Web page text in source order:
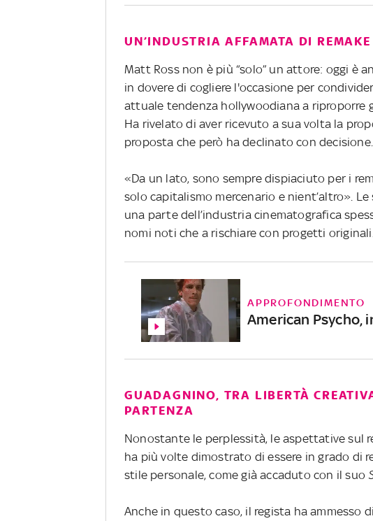
UN’INDUSTRIA AFFAMATA DI REMAKE
Matt Ross non è più “solo” un attore: oggi è
in dovere di cogliere l'occasione per
attuale tendenza hollywoodiana a riproporre
Ha rivelato di aver ricevuto a sua volta la
proposta che però ha declinato con decisione.
«Da un lato, sono sempre dispiaciuto per i
solo capitalismo mercenario e nient’altro».
una parte dell’industria cinematografica
nomi noti che a rischiare con progetti originali.
APPROFONDIMENTO
American Psycho,
GUADAGNINO, TRA LIBERTÀ
PARTENZA
Nonostante le perplessità, le aspettative sul
ha più volte dimostrato di essere in grado di
stile personale, come già accaduto con il suo
Anche in questo caso, il regista ha ammesso